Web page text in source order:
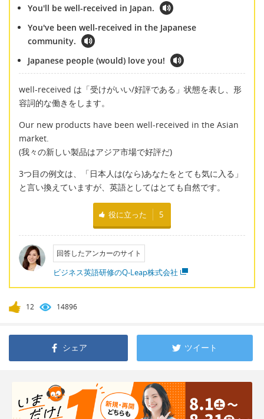
You'll be well-received in Japan.
You've been well-received in the Japanese
community.
Japanese people (would) love you!
well-received は「受けがいい/好評である」状態を表し、形
容詞的な働きをします。
Our new products have been well-received in the Asian
market.
(我々の新しい製品はアジア市場で好評だ)
3つ目の例文は、「日本人は(なら)あなたをとても気に入る」
と言い換えていますが、英語としてはとても自然です。
役に立った 5
回答したアンカーのサイト
ビジネス英語研修のQ-Leap株式会社
12 14896
シェア ツイート